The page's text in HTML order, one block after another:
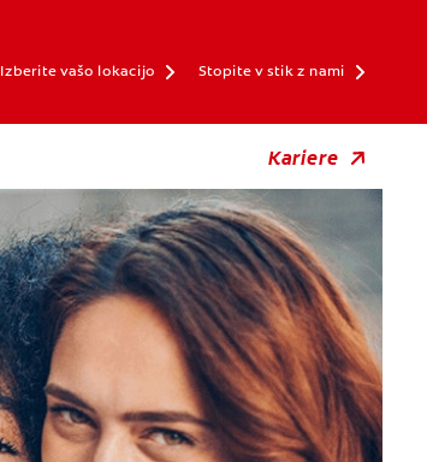
Izberite vašo lokacijo Stopite v stik z nami
Kariere